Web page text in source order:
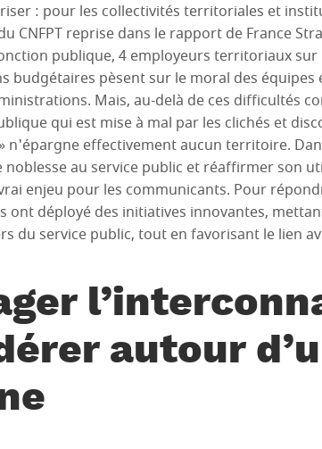
: pour les collectivités territoriales et
CNFPT reprise dans le rapport de France
publique, 4 employeurs territoriaux sur
budgétaires pèsent sur le moral des
Mais, au-delà de ces difficultés
qui est mise à mal par les clichés et
n'épargne effectivement aucun territoire.
au service public et réaffirmer son
enjeu pour les communicants. Pour
ont déployé des initiatives innovantes,
du service public, tout en favorisant le lien
autour